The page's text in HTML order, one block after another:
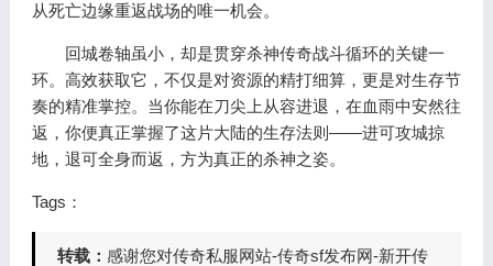
从死亡边缘重返战场的唯一机会。
回城卷轴虽小，却是贯穿杀神传奇战斗循环的关键一
环。高效获取它，不仅是对资源的精打细算，更是对生存节
奏的精准掌控。当你能在刀尖上从容进退，在血雨中安然往
返，你便真正掌握了这片大陆的生存法则——进可攻城掠
地，退可全身而返，方为真正的杀神之姿。
Tags：
转载： 感谢您对传奇私服网站-传奇sf发布网-新开传